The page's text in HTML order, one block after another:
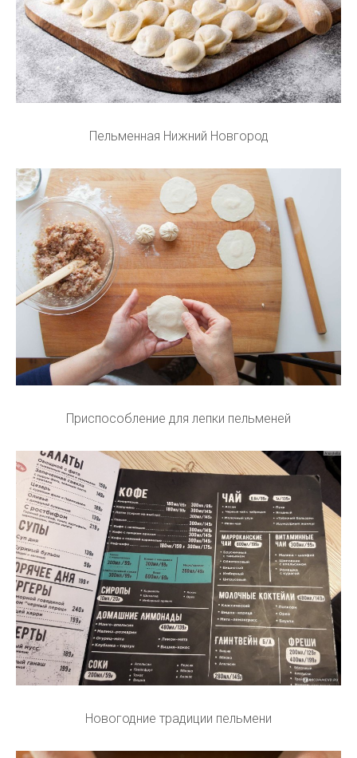
Пельменная Нижний Новгород
Приспособление для лепки пельменей
Новогодние традиции пельмени